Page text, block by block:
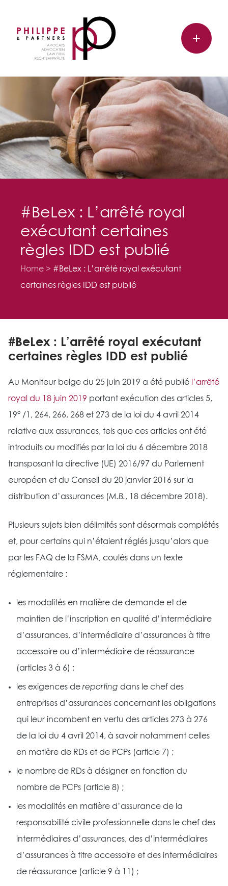
#BeLex : L’arrêté royal
exécutant certaines
règles IDD est publié
Home
#BeLex : L’arrêté royal exécutant
certaines règles IDD est publié
#BeLex : L’arrêté royal exécutant
certaines règles IDD est publié
Au Moniteur belge du 25 juin 2019 a été publié l’arrêté
royal du 18 juin 2019 portant exécution des articles 5,
19° /1, 264, 266, 268 et 273 de la loi du 4 avril 2014
relative aux assurances, tels que ces articles ont été
introduits ou modifiés par la loi du 6 décembre 2018
transposant la directive (UE) 2016/97 du Parlement
européen et du Conseil du 20 janvier 2016 sur la
distribution d’assurances (M.B., 18 décembre 2018).
Plusieurs sujets bien délimités sont désormais complétés
et, pour certains qui n’étaient réglés jusqu’alors que
par les FAQ de la FSMA, coulés dans un texte
réglementaire :
les modalités en matière de demande et de
maintien de l’inscription en qualité d’intermédiaire
d’assurances, d’intermédiaire d’assurances à titre
accessoire ou d’intermédiaire de réassurance
(articles 3 à 6) ;
les exigences de reporting dans le chef des
entreprises d’assurances concernant les obligations
qui leur incombent en vertu des articles 273 à 276
de la loi du 4 avril 2014, à savoir notamment celles
en matière de RDs et de PCPs (article 7) ;
le nombre de RDs à désigner en fonction du
nombre de PCPs (article 8) ;
les modalités en matière d’assurance de la
responsabilité civile professionnelle dans le chef des
intermédiaires d’assurances, des d’intermédiaires
d’assurances à titre accessoire et des intermédiaires
de réassurance (article 9 à 11) ;